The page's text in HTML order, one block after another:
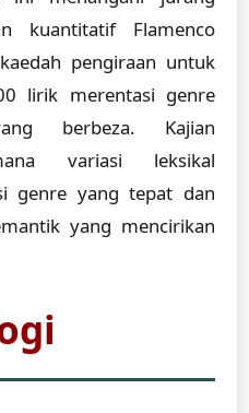
kuantitatif Flamenco
pengiraan untuk
lirik merentasi genre
berbeza. Kajian
variasi leksikal
genre yang tepat dan
yang mencirikan